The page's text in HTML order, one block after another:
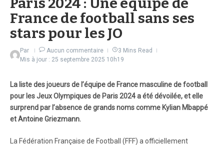
France de football sans ses
stars pour les JO
Par Aucun commentaire
3 Mins Read
Mis à jour : 25 septembre 2025 10h19
La liste des joueurs de l’équipe de France masculine de football
pour les Jeux Olympiques de Paris 2024 a été dévoilée, et elle
surprend par l’absence de grands noms comme Kylian Mbappé
et Antoine Griezmann.
La Fédération Française de Football (FFF) a officiellement